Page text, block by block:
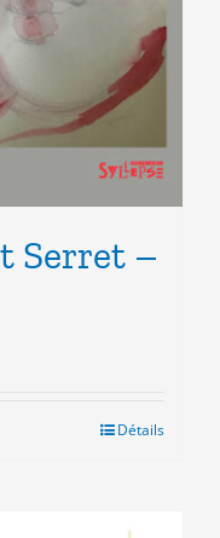
Serret –
Détails